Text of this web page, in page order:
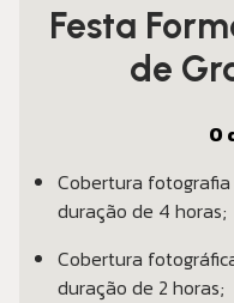
Festa
de
O
Cobertura
duração de 4 horas;
Cobertura
duração de 2 horas;